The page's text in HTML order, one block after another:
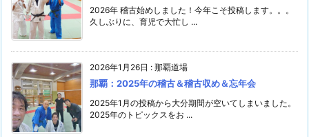
2026年 稽古始めしました！今年こそ投稿します。。。
久しぶりに、育児で大忙し ...
2026年1月26日 : 那覇道場
那覇：2025年の稽古＆稽古収め＆忘年会
2025年1月の投稿から大分期間が空いてしまいました。
2025年のトピックスをお ...